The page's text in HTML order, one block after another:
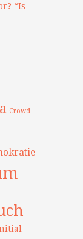
“Is
Crowd